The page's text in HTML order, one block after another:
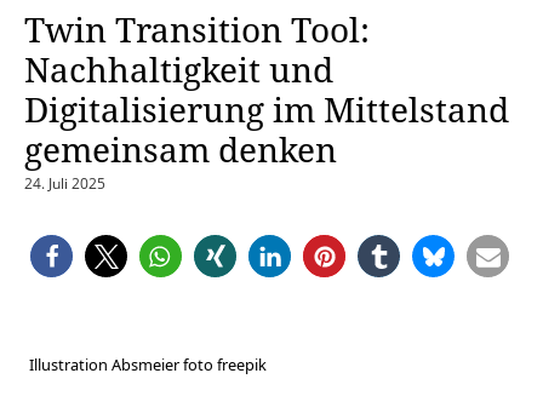
Twin Transition Tool:
Nachhaltigkeit und
Digitalisierung im Mittelstand
gemeinsam denken
24. Juli 2025
Illustration Absmeier foto freepik